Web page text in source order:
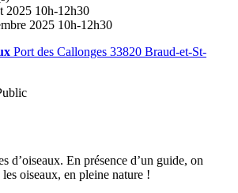
2025 10h-12h30
2025 10h-12h30
Port des Callonges 33820 Braud-et-St-
d’oiseaux. En présence d’un guide, on
oiseaux, en pleine nature !